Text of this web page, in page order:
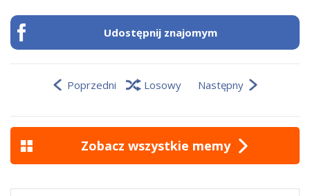
Udostępnij znajomym
Poprzedni Losowy Następny
Zobacz wszystkie memy